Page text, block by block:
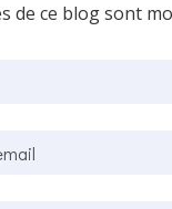
de ce blog sont